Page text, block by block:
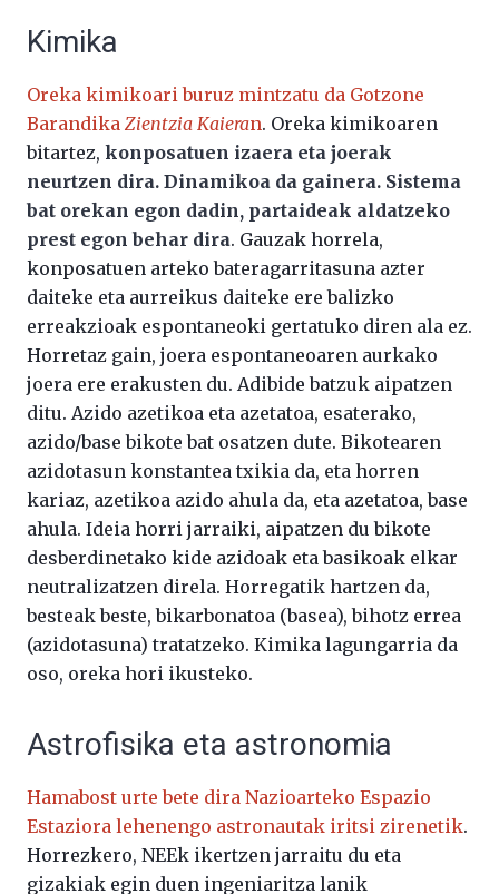
Kimika
Oreka kimikoari buruz mintzatu da Gotzone
Barandika Zientzia Kaieran. Oreka kimikoaren
bitartez, konposatuen izaera eta joerak
neurtzen dira. Dinamikoa da gainera. Sistema
bat orekan egon dadin, partaideak aldatzeko
prest egon behar dira. Gauzak horrela,
konposatuen arteko bateragarritasuna azter
daiteke eta aurreikus daiteke ere balizko
erreakzioak espontaneoki gertatuko diren ala ez.
Horretaz gain, joera espontaneoaren aurkako
joera ere erakusten du. Adibide batzuk aipatzen
ditu. Azido azetikoa eta azetatoa, esaterako,
azido/base bikote bat osatzen dute. Bikotearen
azidotasun konstantea txikia da, eta horren
kariaz, azetikoa azido ahula da, eta azetatoa, base
ahula. Ideia horri jarraiki, aipatzen du bikote
desberdinetako kide azidoak eta basikoak elkar
neutralizatzen direla. Horregatik hartzen da,
besteak beste, bikarbonatoa (basea), bihotz errea
(azidotasuna) tratatzeko. Kimika lagungarria da
oso, oreka hori ikusteko.
Astrofisika eta astronomia
Hamabost urte bete dira Nazioarteko Espazio
Estaziora lehenengo astronautak iritsi zirenetik.
Horrezkero, NEEk ikertzen jarraitu du eta
gizakiak egin duen ingeniaritza lanik